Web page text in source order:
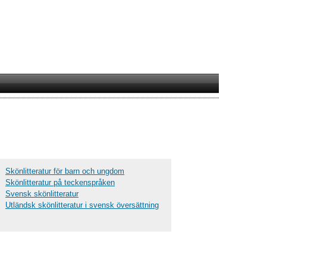
Skönlitteratur för barn och ungdom
Skönlitteratur på teckenspråken
Svensk skönlitteratur
Utländsk skönlitteratur i svensk översättning